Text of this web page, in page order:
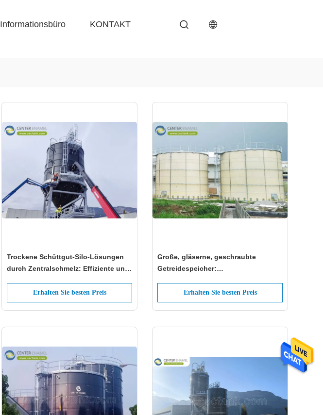
Informationsbüro KONTAKT
Trockene Schüttgut-Silo-Lösungen
durch Zentralschmelz: Effiziente und
Erhalten Sie besten Preis
Große, gläserne, geschraubte
Getreidespeicher:
geringe Wartung
Erhalten Sie besten Preis